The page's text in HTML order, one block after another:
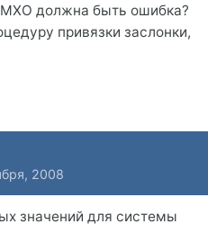
должна быть ошибка?
привязки заслонки,
2008
значений для системы